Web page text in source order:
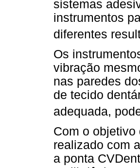
sistemas
instrumentos
diferentes
Os
vibração
nas paredes
de tecido
adequada,
Com o
realizado com
a ponta